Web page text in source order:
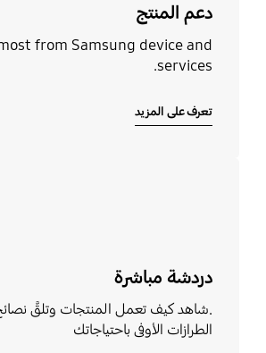
دعم المنتج
from Samsung device and
services.
تعرف على المزيد
دردشة مباشرة
.شاهد كيف تعمل المنتجات وتلقَّ
الطرازات الأوفى باحتياجاتك